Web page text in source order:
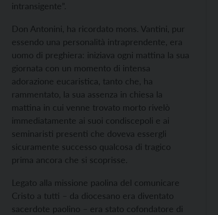
intransigente”.
Don Antonini, ha ricordato mons. Vantini, pur
essendo una personalità intraprendente, era
uomo di preghiera: iniziava ogni mattina la sua
giornata con un momento di intensa
adorazione eucaristica, tanto che, ha
rammentato, la sua assenza in chiesa la
mattina in cui venne trovato morto rivelò
immediatamente ai suoi condiscepoli e ai
seminaristi presenti che doveva essergli
sicuramente successo qualcosa di tragico
prima ancora che si scoprisse.
Legato alla missione paolina del comunicare
Cristo a tutti – da diocesano era diventato
sacerdote paolino – era stato cofondatore di